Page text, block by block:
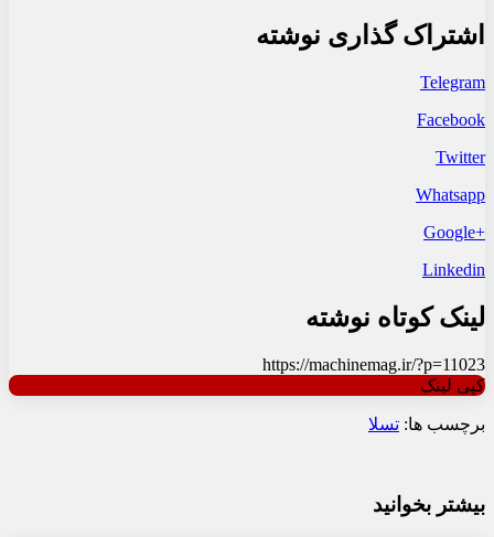
اشتراک گذاری نوشته
Telegram
Facebook
Twitter
Whatsapp
+Google
Linkedin
لینک کوتاه نوشته
https://machinemag.ir/?p=11023
کپی لینک
برچسب ها: تسلا
بیشتر بخوانید